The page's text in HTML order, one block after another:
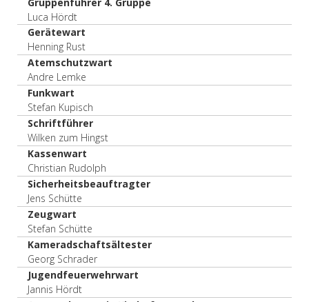
Luca Hördt
Gerätewart
Henning Rust
Atemschutzwart
Andre Lemke
Funkwart
Stefan Kupisch
Schriftführer
Wilken zum Hingst
Kassenwart
Christian Rudolph
Sicherheitsbeauftragter
Jens Schütte
Zeugwart
Stefan Schütte
Kameradschaftsältester
Georg Schrader
Jugendfeuerwehrwart
Jannis Hördt